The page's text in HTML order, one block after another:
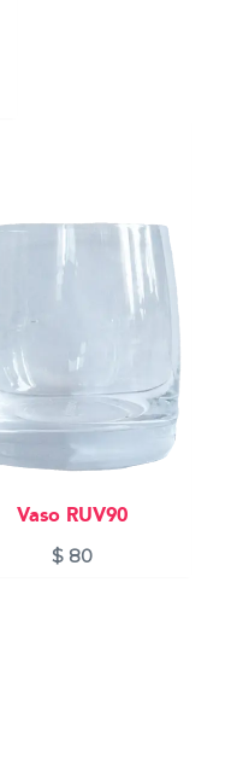
Vaso RUV90
$ 80